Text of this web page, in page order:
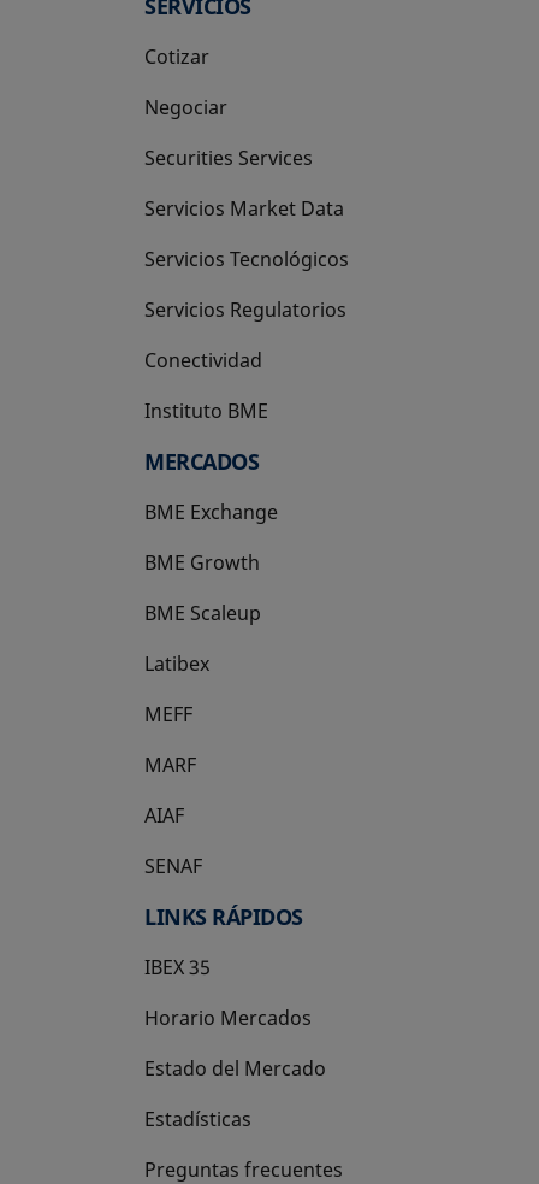
Cotizar
Negociar
Securities Services
Servicios Market Data
Servicios Tecnológicos
Servicios Regulatorios
Conectividad
Instituto BME
se abre en una pestaña nueva
MERCADOS
BME Exchange
BME Growth
se abre en una pestaña nueva
BME Scaleup
se abre en una pestaña nueva
Latibex
se abre en una pestaña nueva
MEFF
se abre en una pestaña nueva
MARF
AIAF
SENAF
LINKS RÁPIDOS
IBEX 35
Horario Mercados
Estado del Mercado
Estadísticas
Preguntas frecuentes